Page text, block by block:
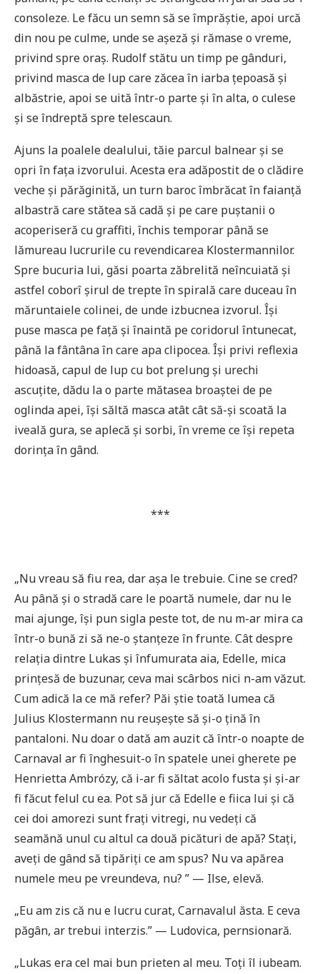
consoleze. Le făcu un semn să se împrăștie, apoi urcă
din nou pe culme, unde se așeză și rămase o vreme,
privind spre oraș. Rudolf stătu un timp pe gânduri,
privind masca de lup care zăcea în iarba țepoasă și
albăstrie, apoi se uită într-o parte și în alta, o culese
și se îndreptă spre telescaun.
Ajuns la poalele dealului, tăie parcul balnear și se
opri în fața izvorului. Acesta era adăpostit de o clădire
veche și părăginită, un turn baroc îmbrăcat în faianță
albastră care stătea să cadă și pe care puștanii o
acoperiseră cu graffiti, închis temporar până se
lămureau lucrurile cu revendicarea Klostermannilor.
Spre bucuria lui, găsi poarta zăbrelită neîncuiată și
astfel coborî șirul de trepte în spirală care duceau în
măruntaiele colinei, de unde izbucnea izvorul. Își
puse masca pe față și înaintă pe coridorul întunecat,
până la fântâna în care apa clipocea. Își privi reflexia
hidoasă, capul de lup cu bot prelung și urechi
ascuțite, dădu la o parte mătasea broaștei de pe
oglinda apei, își săltă masca atât cât să-și scoată la
iveală gura, se aplecă și sorbi, în vreme ce își repeta
dorința în gând.
***
„Nu vreau să fiu rea, dar așa le trebuie. Cine se cred?
Au până și o stradă care le poartă numele, dar nu le
mai ajunge, își pun sigla peste tot, de nu m-ar mira ca
într-o bună zi să ne-o ștanțeze în frunte. Cât despre
relația dintre Lukas și înfumurata aia, Edelle, mica
prințesă de buzunar, ceva mai scârbos nici n-am văzut.
Cum adică la ce mă refer? Păi știe toată lumea că
Julius Klostermann nu reușește să și-o țină în
pantaloni. Nu doar o dată am auzit că într-o noapte de
Carnaval ar fi înghesuit-o în spatele unei gherete pe
Henrietta Ambrózy, că i-ar fi săltat acolo fusta și și-ar
fi făcut felul cu ea. Pot să jur că Edelle e fiica lui și că
cei doi amorezi sunt frați vitregi, nu vedeți că
seamănă unul cu altul ca două picături de apă? Stați,
aveți de gând să tipăriți ce am spus? Nu va apărea
numele meu pe vreundeva, nu? ” — Ilse, elevă.
„Eu am zis că nu e lucru curat, Carnavalul ăsta. E ceva
păgân, ar trebui interzis.” — Ludovica, pernsionară.
„Lukas era cel mai bun prieten al meu. Toți îl iubeam.